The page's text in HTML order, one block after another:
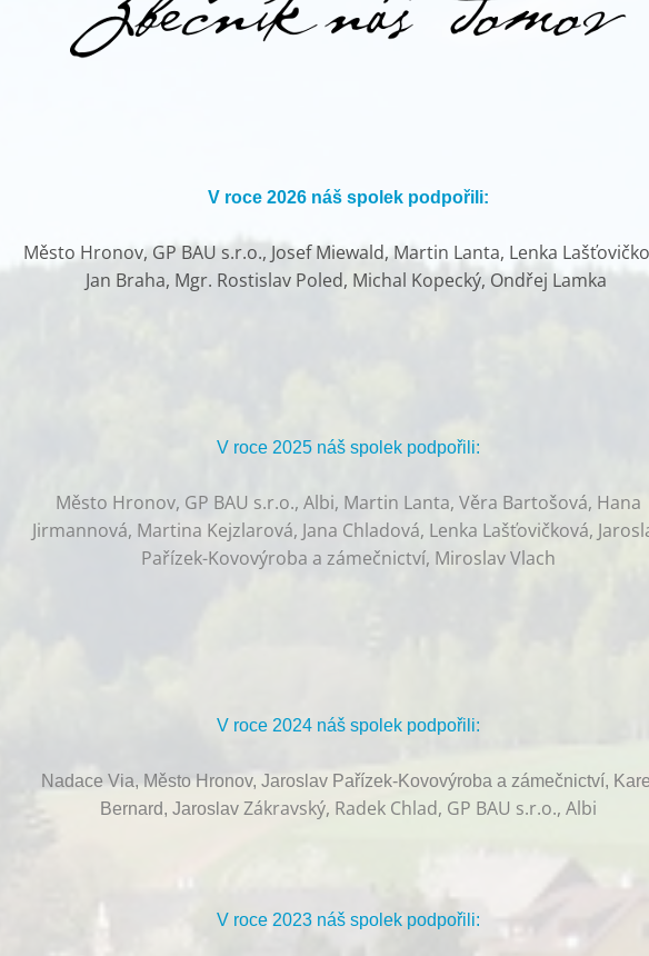
V roce 2026 náš spolek podpořili:
Město Hronov, GP BAU s.r.o., Josef Miewald, Martin Lanta, Lenka
Jan Braha, Mgr. Rostislav Poled, Michal Kopecký, Ondřej Lamka
V roce 2025 náš spolek podpořili:
Město Hronov, GP BAU s.r.o., Albi, Martin Lanta, Věra Bartošová, Hana
Jirmannová, Martina Kejzlarová, Jana Chladová, Lenka Lašťovičková,
Pařízek-Kovovýroba a zámečnictví, Miroslav Vlach
V roce 2024 náš spolek podpořili:
Nadace Via, Město Hronov, Jaroslav Pařízek-Kovovýroba a zámečnictví,
Bernard, JaroslavZákravský, Radek Chlad, GP BAU s.r.o., Albi
V roce 2023 náš spolek podpořili: